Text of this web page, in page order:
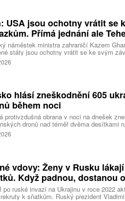
USA jsou ochotny vrátit se
Přímá jednání ale
náměstek ministra zahraničí Kazem
státy jsou ochotny vrátit se ke svým
amerického prezidenta Donalda Trumpa,
a Teheránem probíhají přímá
hlásí zneškodnění 605
během noci
protivzdušná obrana v noci na dnešek
dronů nad téměř dvěma desítkami
poloostrovem Krymem a vodami
Podle státní tiskové agentury TASS to
vdovy: Ženy v Rusku
Když padnou, dostanou
po ruské invazi na Ukrajinu v roce 2022
k sňatkům. Ruský prezident